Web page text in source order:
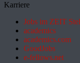
Karriere
Jobs im ZEIT
academics
academics.com
GoodJobs
e-fellows.net